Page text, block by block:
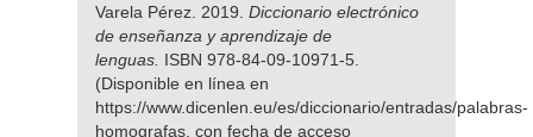
Varela Pérez. 2019. Diccionario electrónico
de enseñanza y aprendizaje de
lenguas. ISBN 978-84-09-10971-5.
(Disponible en línea en
https://www.dicenlen.eu/es/diccionario/entradas/palabras-
homografas, con fecha de acceso